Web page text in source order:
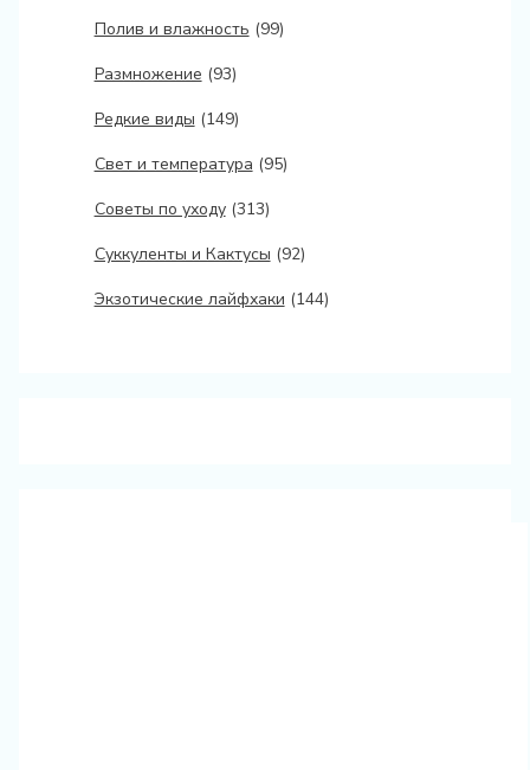
Полив и влажность (99)
Размножение (93)
Редкие виды (149)
Свет и температура (95)
Советы по уходу(313)
Суккуленты и Кактусы (92)
Экзотические лайфхаки (144)